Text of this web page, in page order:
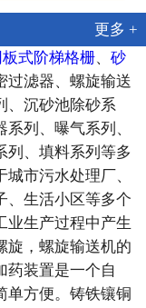
更多 +
板式阶梯格栅、砂
过滤器、螺旋输送
、沉砂池除砂系
列、曝气系列、
列、填料系列等多
市污水处理厂、
、生活小区等多个
业生产过程中产生
旋，螺旋输送机的
药装置是一个自
单方便。铸铁镶铜